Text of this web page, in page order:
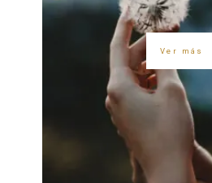
Ver más